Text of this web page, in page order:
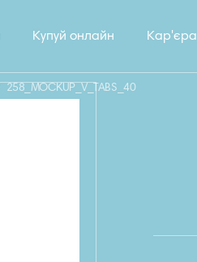
Купуй онлайн Кар'єра
258_MOCKUP_V_TABS_40